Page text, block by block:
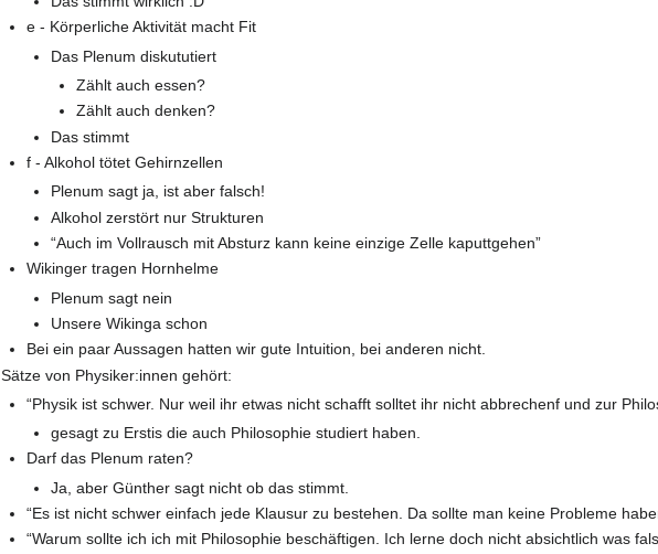
e - Körperliche Aktivität macht Fit
Das Plenum diskututiert
Zählt auch essen?
Zählt auch denken?
Das stimmt
f - Alkohol tötet Gehirnzellen
Plenum sagt ja, ist aber falsch!
Alkohol zerstört nur Strukturen
“Auch im Vollrausch mit Absturz kann keine einzige Zelle kaputtgehen”
Wikinger tragen Hornhelme
Plenum sagt nein
Unsere Wikinga schon
Bei ein paar Aussagen hatten wir gute Intuition, bei anderen nicht.
Sätze von Physiker:innen gehört:
“Physik ist schwer. Nur weil ihr etwas nicht schafft solltet ihr nicht abbrechenf und zur
gesagt zu Erstis die auch Philosophie studiert haben.
Darf das Plenum raten?
Ja, aber Günther sagt nicht ob das stimmt.
“Es ist nicht schwer einfach jede Klausur zu bestehen. Da sollte man keine Probleme
“Warum sollte ich ich mit Philosophie beschäftigen. Ich lerne doch nicht absichtlich was